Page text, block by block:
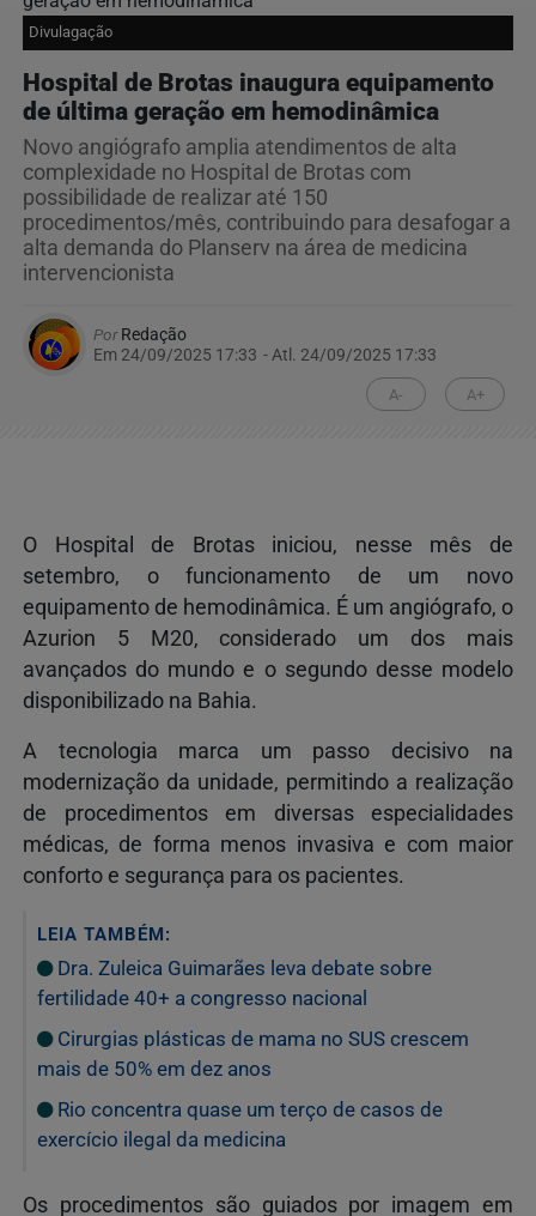
Divulagação
Hospital de Brotas inaugura equipamento
de última geração em hemodinâmica
Novo angiógrafo amplia atendimentos de alta
complexidade no Hospital de Brotas com
possibilidade de realizar até 150
procedimentos/mês, contribuindo para desafogar a
alta demanda do Planserv na área de medicina
intervencionista
PorRedação
Em 24/09/2025 17:33 - Atl. 24/09/2025 17:33
A- A+
O Hospital de Brotas iniciou, nesse mês de
setembro, o funcionamento de um novo
equipamento de hemodinâmica. É um angiógrafo, o
Azurion 5 M20, considerado um dos mais
avançados do mundo e o segundo desse modelo
disponibilizado na Bahia.
A tecnologia marca um passo decisivo na
modernização da unidade, permitindo a realização
de procedimentos em diversas especialidades
médicas, de forma menos invasiva e com maior
conforto e segurança para os pacientes.
LEIA TAMBÉM:
Dra. Zuleica Guimarães leva debate sobre
fertilidade 40+ a congresso nacional
Cirurgias plásticas de mama no SUS crescem
mais de 50% em dez anos
Rio concentra quase um terço de casos de
exercício ilegal da medicina
Os procedimentos são guiados por imagem em